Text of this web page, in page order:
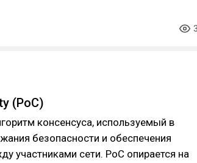
(PoC)
консенсуса, используемый в
безопасности и обеспечения
участниками сети. PoC опирается на